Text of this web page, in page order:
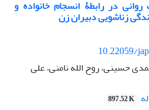
در رابطۀ انسجام خانواده و
زناشویی دبیران زن
10.22059/
حسینی، روح الله نامنی، علی
897.52 K